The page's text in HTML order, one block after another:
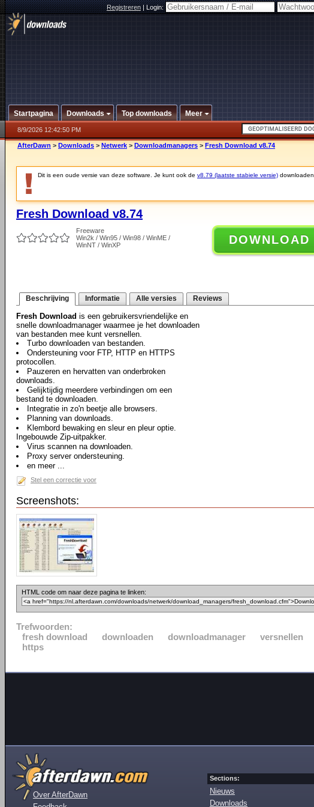
Registreren|Login:
Startpagina Downloads Top downloads Meer
8/9/2026 12:42:50 PM
AfterDawn > Downloads > Netwerk > Downloadmanagers > Fresh Download v8.74
Dit is een oude versie van deze software. Je kunt ook de v8.79 (laatste stabiele versie) downloaden.
Fresh Download v8.74
Freeware
Win2k / Win95 / Win98 / WinME /
WinNT / WinXP
DOWNLOAD
Beschrijving Informatie Alle versies Reviews
Fresh Download is een gebruikersvriendelijke en
snelle downloadmanager waarmee je het downloaden
van bestanden mee kunt versnellen.
Turbo downloaden van bestanden.
Ondersteuning voor FTP, HTTP en HTTPS
protocollen.
Pauzeren en hervatten van onderbroken
downloads.
Gelijktijdig meerdere verbindingen om een
bestand te downloaden.
Integratie in zo'n beetje alle browsers.
Planning van downloads.
Klembord bewaking en sleur en pleur optie.
Ingebouwde Zip-uitpakker.
Virus scannen na downloaden.
Proxy server ondersteuning.
en meer ...
Stel een correctie voor
Screenshots:
HTML code om naar deze pagina te linken:
Trefwoorden:
fresh download
downloaden downloadmanager versnellen
https
Over AfterDawn
Sections:
Nieuws
Downloads